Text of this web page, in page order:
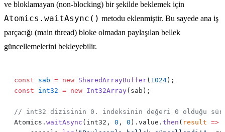
ve bloklamayan (non-blocking) bir şekilde beklemek için
Atomics.waitAsync() metodu eklenmiştir. Bu sayede ana iş
parçacığı (main thread) bloke olmadan paylaşılan bellek
güncellemelerini bekleyebilir.
const sab = new SharedArrayBuffer( 1024
const int32 = new Int32Array
Atomics. waitAsync (int32, 0 , 0 ).value. then ( result =>